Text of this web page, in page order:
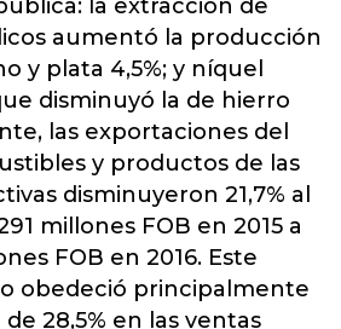
la extracción de
aumentó la producción
y plata 4,5%; y níquel
disminuyó la de hierro
las exportaciones del
y productos de las
disminuyeron 21,7% al
millones FOB en 2015 a
FOB en 2016. Este
obedeció principalmente
28,5% en las ventas